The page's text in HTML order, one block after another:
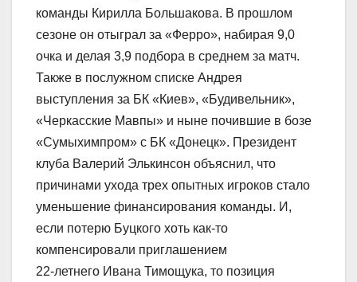
команды Кирилла Большакова. В прошлом
сезоне он отыграл за «Ферро», набирая 9,0
очка и делая 3,9 подбора в среднем за матч.
Также в послужном списке Андрея
выступления за БК «Киев», «Будивельник»,
«Черкасские Мавпы» и ныне почившие в бозе
«Сумыхимпром» с БК «Донецк». Президент
клуба Валерий Элькинсон объяснил, что
причинами ухода трех опытных игроков стало
уменьшение финансирования команды. И,
если потерю Буцкого хоть как-то
компенсировали приглашением
22-летнего Ивана Тимощука, то позиция